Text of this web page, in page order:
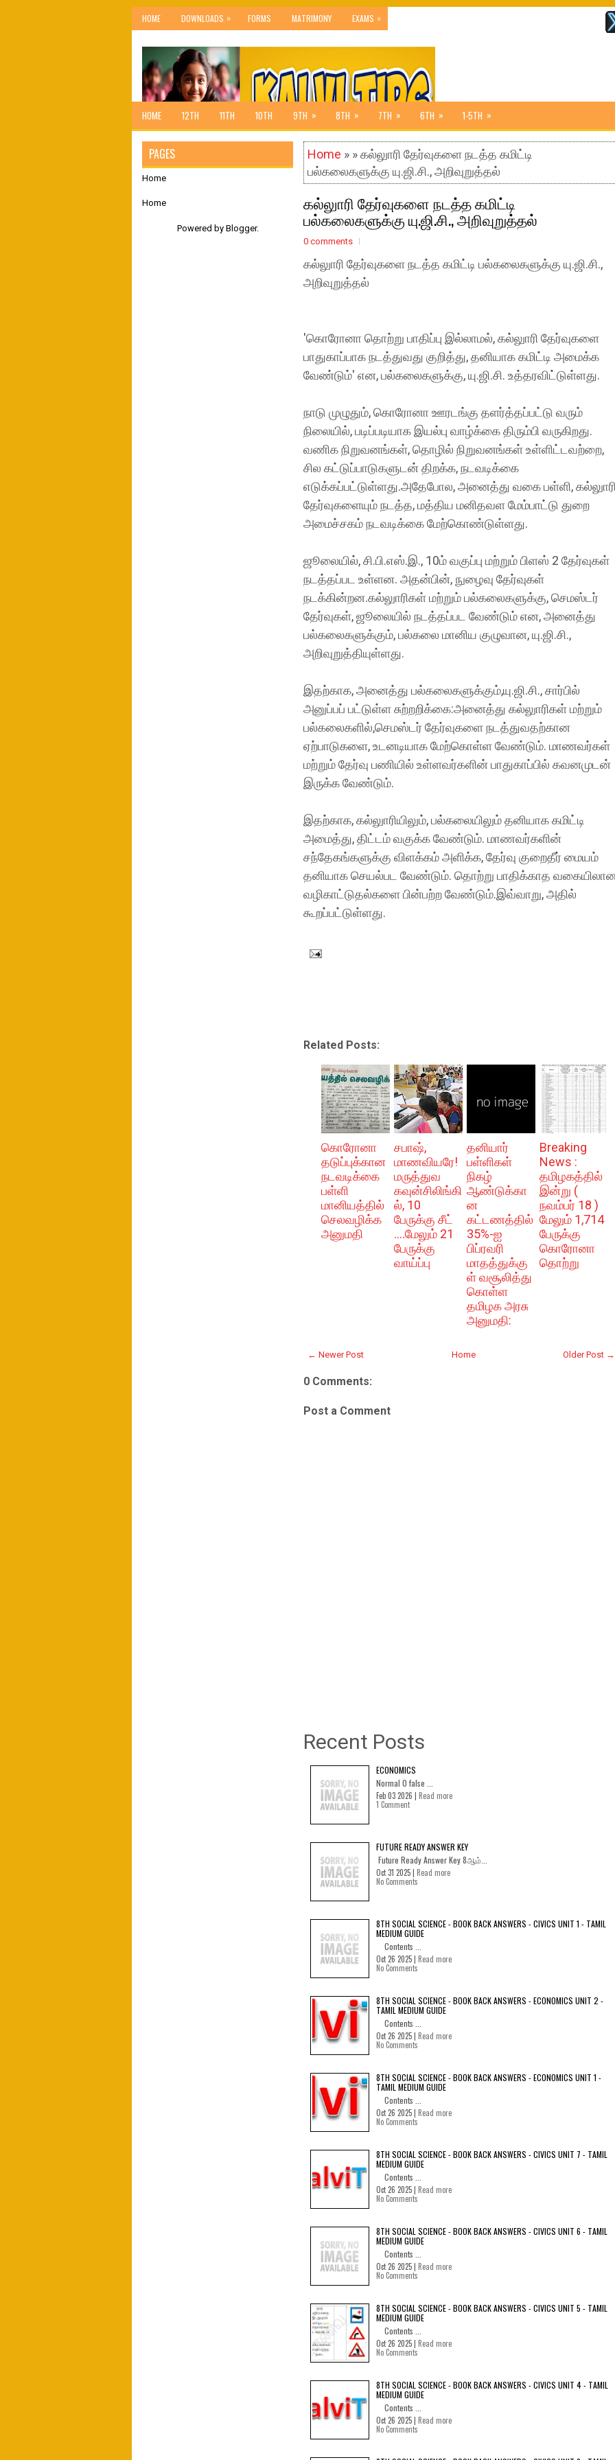
HOME DOWNLOADS » FORMS MATRIMONY EXAMS »
HOME 12TH 11TH 10TH 9TH » 8TH » 7TH » 6TH » 1-5TH »
Home » » கல்லுாரி தேர்வுகளை நடத்த கமிட்டி
பல்கலைகளுக்கு யு.ஜி.சி., அறிவுறுத்தல்
கல்லுாரி தேர்வுகளை நடத்த கமிட்டி
பல்கலைகளுக்கு யு.ஜி.சி., அறிவுறுத்தல்
0 comments
கல்லுாரி தேர்வுகளை நடத்த கமிட்டி பல்கலைகளுக்கு யு.ஜி.சி.,
அறிவுறுத்தல்
'கொரோனா தொற்று பாதிப்பு இல்லாமல், கல்லுாரி தேர்வுகளை
பாதுகாப்பாக நடத்துவது குறித்து, தனியாக கமிட்டி அமைக்க
வேண்டும்' என, பல்கலைகளுக்கு, யு.ஜி.சி. உத்தரவிட்டுள்ளது.
நாடு முழுதும், கொரோனா ஊரடங்கு தளர்த்தப்பட்டு வரும்
நிலையில், படிப்படியாக இயல்பு வாழ்க்கை திரும்பி வருகிறது.
வணிக நிறுவனங்கள், தொழில் நிறுவனங்கள் உள்ளிட்டவற்றை,
சில கட்டுப்பாடுகளுடன் திறக்க, நடவடிக்கை
எடுக்கப்பட்டுள்ளது.அதேபோல, அனைத்து வகை பள்ளி,
தேர்வுகளையும் நடத்த, மத்திய மனிதவள மேம்பாட்டு துறை
அமைச்சகம் நடவடிக்கை மேற்கொண்டுள்ளது.
ஜூலையில், சி.பி.எஸ்.இ., 10ம் வகுப்பு மற்றும் பிளஸ் 2 தேர்வுகள்
நடத்தப்பட உள்ளன. அதன்பின், நுழைவு தேர்வுகள்
நடக்கின்றன.கல்லுாரிகள் மற்றும் பல்கலைகளுக்கு, செமஸ்டர்
தேர்வுகள், ஜூலையில் நடத்தப்பட வேண்டும் என, அனைத்து
பல்கலைகளுக்கும், பல்கலை மானிய குழுவான, யு.ஜி.சி.,
அறிவுறுத்தியுள்ளது.
இதற்காக, அனைத்து பல்கலைகளுக்கும்,யு.ஜி.சி., சார்பில்
அனுப்பப் பட்டுள்ள சுற்றறிக்கை:அனைத்து கல்லுாரிகள் மற்றும்
பல்கலைகளில்,செமஸ்டர் தேர்வுகளை நடத்துவதற்கான
ஏற்பாடுகளை, உடனடியாக மேற்கொள்ள வேண்டும். மாணவர்கள்
மற்றும் தேர்வு பணியில் உள்ளவர்களின் பாதுகாப்பில் கவனமுடன்
இருக்க வேண்டும்.
இதற்காக, கல்லுாரியிலும், பல்கலையிலும் தனியாக கமிட்டி
அமைத்து, திட்டம் வகுக்க வேண்டும். மாணவர்களின்
சந்தேகங்களுக்கு விளக்கம் அளிக்க, தேர்வு குறைதீர் மையம்
தனியாக செயல்பட வேண்டும். தொற்று பாதிக்காத
வழிகாட்டுதல்களை பின்பற்ற வேண்டும்.இவ்வாறு, அதில்
கூறப்பட்டுள்ளது.
Related Posts:
கொரோனா
தடுப்புக்கான
நடவடிக்கை
பள்ளி
மானியத்தில்
செலவழிக்க
அனுமதி
சபாஷ்,
மாணவியரே!
மருத்துவ
கவுன்சிலிங்கி
ல், 10
பேருக்கு சீட்
....மேலும் 21
பேருக்கு
வாய்ப்பு
தனியார்
பள்ளிகள்
நிகழ்
ஆண்டுக்கா
ன
கட்டணத்தில்
35%-ஐ
பிப்ரவரி
மாதத்துக்கு
ள் வசூலித்து
கொள்ள
தமிழக அரசு
அனுமதி:
Breaking
News :
தமிழகத்தில்
இன்று (
நவம்பர் 18 )
மேலும் 1,714
பேருக்கு
கொரோனா
தொற்று
← Newer Post Older Post →
Home
0 Comments:
Post a Comment
Recent Posts
ECONOMICS
Normal 0 false ...
Feb 03 2026 | Read more
1 Comment
FUTURE READY ANSWER KEY
Future Ready Answer Key 8ஆம்...
Oct 31 2025 | Read more
No Comments
8TH SOCIAL SCIENCE - BOOK BACK ANSWERS - CIVICS UNIT 1 - TAMIL
MEDIUM GUIDE
Contents ...
Oct 26 2025 | Read more
No Comments
8TH SOCIAL SCIENCE - BOOK BACK ANSWERS - ECONOMICS UNIT 2 -
TAMIL MEDIUM GUIDE
Contents ...
Oct 26 2025 | Read more
No Comments
8TH SOCIAL SCIENCE - BOOK BACK ANSWERS - ECONOMICS UNIT 1 -
TAMIL MEDIUM GUIDE
Contents ...
Oct 26 2025 | Read more
No Comments
8TH SOCIAL SCIENCE - BOOK BACK ANSWERS - CIVICS UNIT 7 - TAMIL
MEDIUM GUIDE
Contents ...
Oct 26 2025 | Read more
No Comments
8TH SOCIAL SCIENCE - BOOK BACK ANSWERS - CIVICS UNIT 6 - TAMIL
MEDIUM GUIDE
Contents ...
Oct 26 2025 | Read more
No Comments
8TH SOCIAL SCIENCE - BOOK BACK ANSWERS - CIVICS UNIT 5 - TAMIL
MEDIUM GUIDE
Contents ...
Oct 26 2025 | Read more
No Comments
8TH SOCIAL SCIENCE - BOOK BACK ANSWERS - CIVICS UNIT 4 - TAMIL
MEDIUM GUIDE
Contents ...
Oct 26 2025 | Read more
No Comments
PAGES
Home
Home
Powered by Blogger.